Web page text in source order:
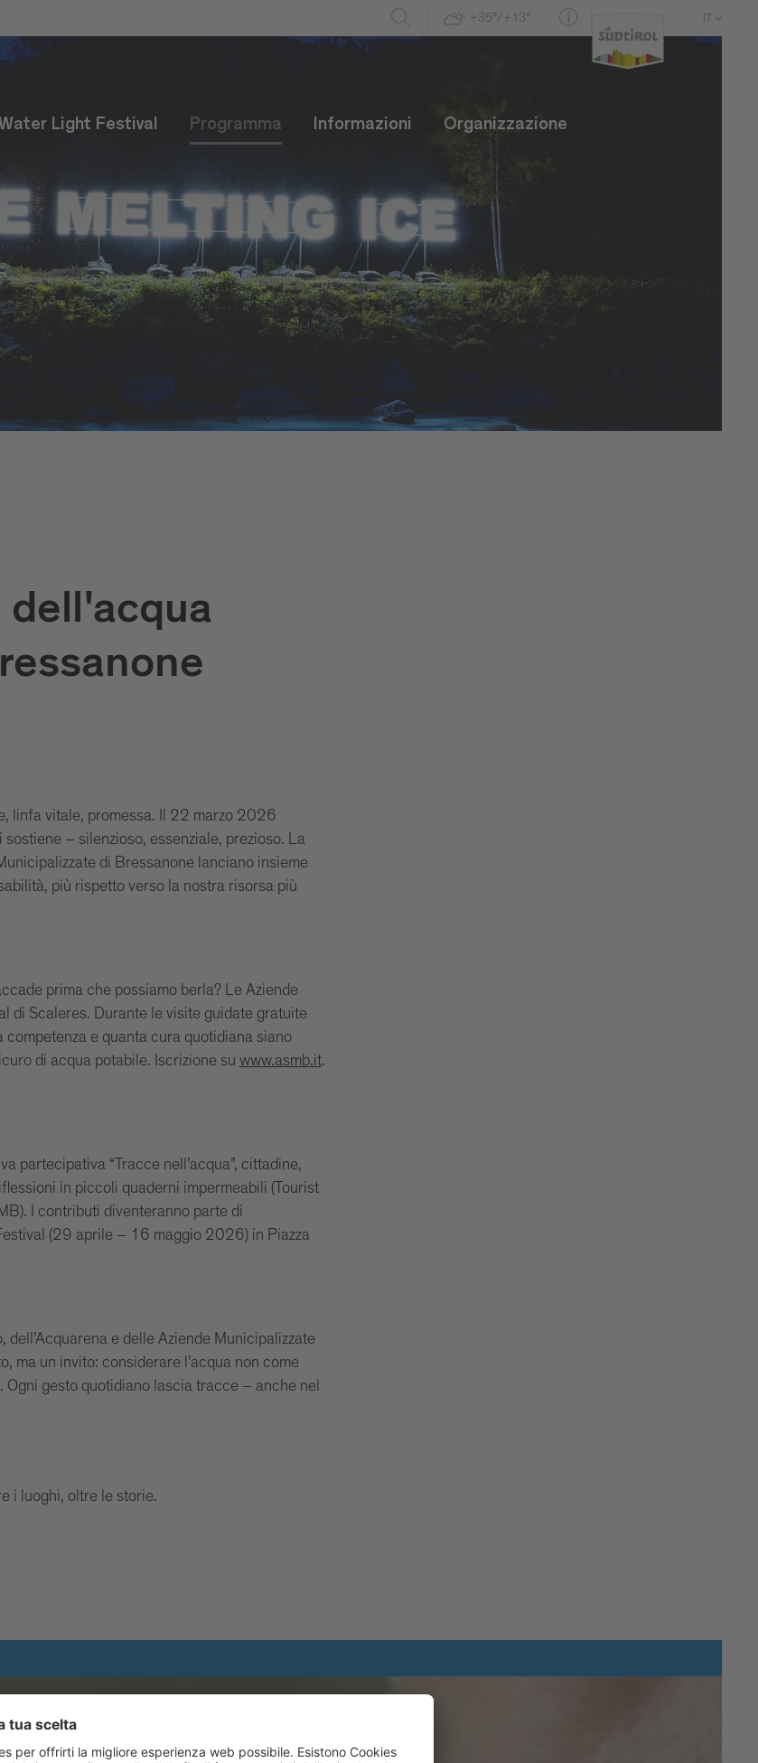
+35°/+13° IT
DE
Light Festival Programma Informazioni Organizzazione
linfa vitale, promessa. Il 22 marzo 2026
– silenzioso, essenziale, prezioso. La
di Bressanone lanciano insieme
più rispetto verso la nostra risorsa più
prima che possiamo berla? Le Aziende
di Scaleres. Durante le visite guidate gratuite
e quanta cura quotidiana siano
di acqua potabile. Iscrizione su www.asmb.it.
partecipativa “Tracce nell’acqua”, cittadine,
in piccoli quaderni impermeabili (Tourist
I contributi diventeranno parte di
(29 aprile – 16 maggio 2026) in Piazza
e delle Aziende Municipalizzate
ma un invito: considerare l’acqua non come
gesto quotidiano lascia tracce – anche nel
i luoghi, oltre le storie.